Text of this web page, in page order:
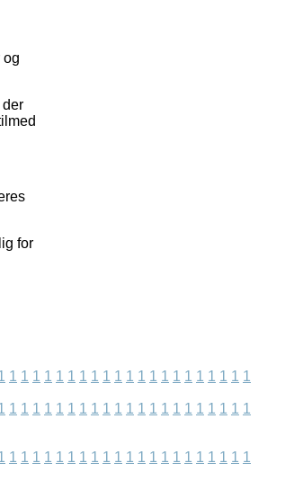
og
for
1 1 1 1 1 1 1 1 1 1 1 1 1 1 1 1 1 1 1 1 1
1 1 1 1 1 1 1 1 1 1 1 1 1 1 1 1 1 1 1 1 1
1 1 1 1 1 1 1 1 1 1 1 1 1 1 1 1 1 1 1 1 1